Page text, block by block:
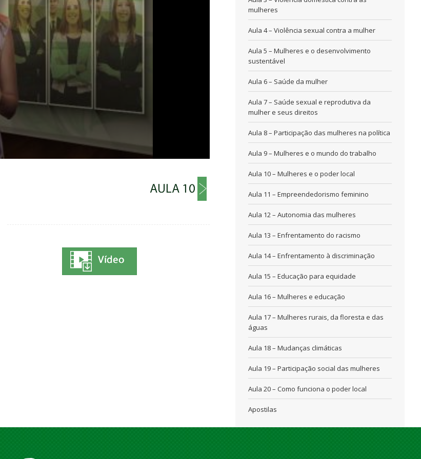
mulheres
Aula 4 – Violência sexual contra a mulher
Aula 5 – Mulheres e o desenvolvimento
sustentável
Aula 6 – Saúde da mulher
Aula 7 – Saúde sexual e reprodutiva da
mulher e seus direitos
Aula 8 – Participação das mulheres na política
Aula 9 – Mulheres e o mundo do trabalho
Aula 10 – Mulheres e o poder local
Aula 11 – Empreendedorismo feminino
Aula 12 – Autonomia das mulheres
Aula 13 – Enfrentamento do racismo
Aula 14 – Enfrentamento à discriminação
Aula 15 – Educação para equidade
Aula 16 – Mulheres e educação
Aula 17 – Mulheres rurais, da floresta e das
águas
Aula 18 – Mudanças climáticas
Aula 19 – Participação social das mulheres
Aula 20 – Como funciona o poder local
Apostilas